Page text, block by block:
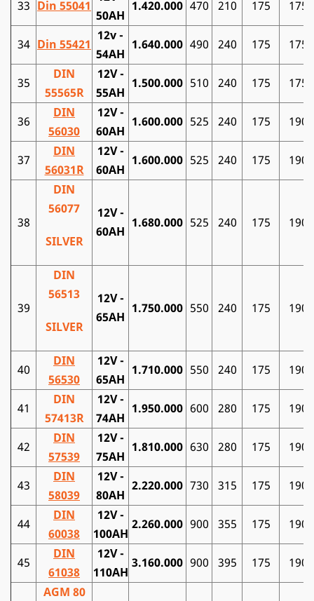
33 Din 55041
50AH
1.420.000 470 210 175 175
34 Din 55421
12v -
54AH
1.640.000 490 240 175 175
35
DIN
55565R
12V -
55AH
1.500.000 510 240 175 175
36
DIN
56030
12V -
60AH
1.600.000 525 240 175 190
37
DIN
56031R
12V -
60AH
1.600.000 525 240 175 190
38
DIN
56077
SILVER
12V -
60AH
1.680.000 525 240 175 190
39
DIN
56513
SILVER
12V -
65AH
1.750.000 550 240 175 190
40
DIN
56530
12V -
65AH
1.710.000 550 240 175 190
41
DIN
57413R
12V -
74AH
1.950.000 600 280 175 190
42
DIN
57539
12V -
75AH
1.810.000 630 280 175 190
43
DIN
58039
12V -
80AH
2.220.000 730 315 175 190
44
DIN
60038
12V -
100AH
2.260.000 900 355 175 190
45
DIN
61038
12V -
110AH
3.160.000 900 395 175 190
AGM 80